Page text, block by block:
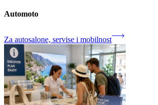
Automoto
Za autosalone, servise i mobilnost